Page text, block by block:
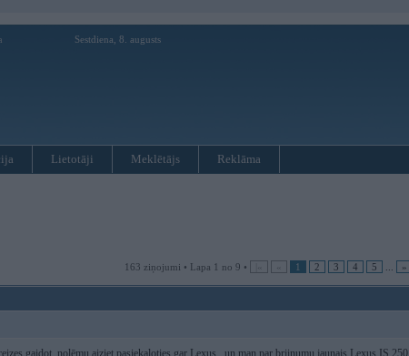
Sestdiena, 8. augusts
Lietotāji Meklētājs Reklāma
163 ziņojumi • Lapa 1 no 9 • |« « 1 2 3 4 5 »
gaidot, nolēmu aiziet pasiekaloties gar Lexus...un man par briinumu jaunais Lexus IS 250